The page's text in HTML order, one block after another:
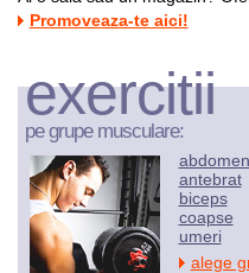
Promoveaza-te aici!
exercitii
pe grupe musculare:
abdomen
antebrat
biceps
coapse
umeri
alege